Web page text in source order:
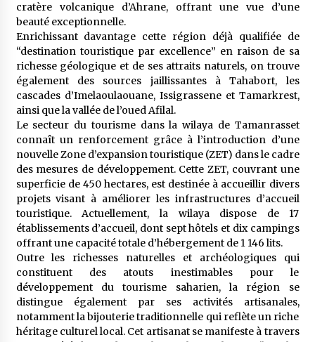
cratère volcanique d’Ahrane, offrant une vue d’une
beauté exceptionnelle.
Enrichissant davantage cette région déjà qualifiée de
“destination touristique par excellence” en raison de sa
richesse géologique et de ses attraits naturels, on trouve
également des sources jaillissantes à Tahabort, les
cascades d’Imelaoulaouane, Issigrassene et Tamarkrest,
ainsi que la vallée de l’oued Afilal.
Le secteur du tourisme dans la wilaya de Tamanrasset
connaît un renforcement grâce à l’introduction d’une
nouvelle Zone d’expansion touristique (ZET) dans le cadre
des mesures de développement. Cette ZET, couvrant une
superficie de 450 hectares, est destinée à accueillir divers
projets visant à améliorer les infrastructures d’accueil
touristique. Actuellement, la wilaya dispose de 17
établissements d’accueil, dont sept hôtels et dix campings
offrant une capacité totale d’hébergement de 1 146 lits.
Outre les richesses naturelles et archéologiques qui
constituent des atouts inestimables pour le
développement du tourisme saharien, la région se
distingue également par ses activités artisanales,
notamment la bijouterie traditionnelle qui reflète un riche
héritage culturel local. Cet artisanat se manifeste à travers